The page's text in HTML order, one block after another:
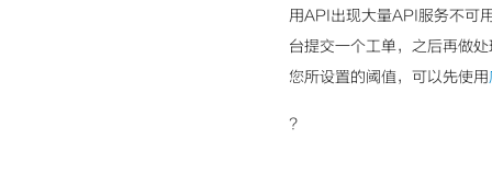
用API出现大量API服务不可
台提交一个工单，之后再做
您所设置的阈值，可以先使用
?